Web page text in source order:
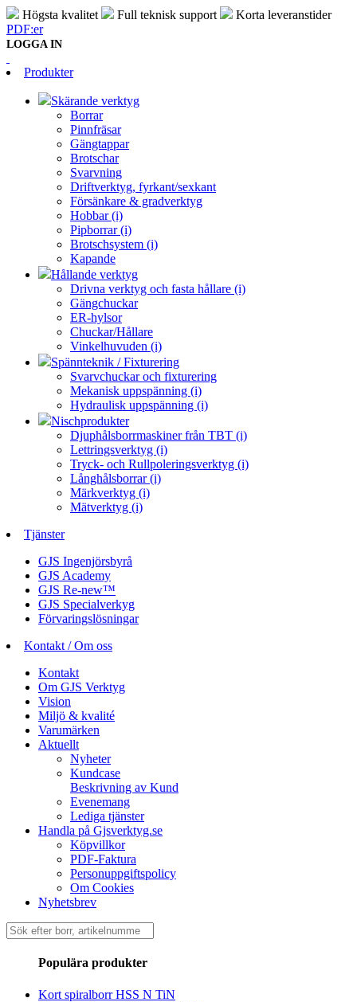
Högsta kvalitet Full teknisk support
Korta leveranstider
PDF:er
LOGGA IN
Produkter
Skärande verktyg
Borrar
Pinnfräsar
Gängtappar
Brotschar
Svarvning
Driftverktyg, fyrkant/sexkant
Försänkare & gradverktyg
Hobbar (i)
Pipborrar (i)
Brotschsystem (i)
Kapande
Hållande verktyg
Drivna verktyg och fasta hållare (i)
Gängchuckar
ER-hylsor
Chuckar/Hållare
Vinkelhuvuden (i)
Spännteknik / Fixturering
Svarvchuckar och fixturering
Mekanisk uppspänning (i)
Hydraulisk uppspänning (i)
Nischprodukter
Djuphålsborrmaskiner från TBT (i)
Lettringsverktyg (i)
Tryck- och Rullpoleringsverktyg (i)
Långhålsborrar (i)
Märkverktyg (i)
Mätverktyg (i)
Tjänster
GJS Ingenjörsbyrå
GJS Academy
GJS Re-new™
GJS Specialverkyg
Förvaringslösningar
Kontakt / Om oss
Kontakt
Om GJS Verktyg
Vision
Miljö & kvalité
Varumärken
Aktuellt
Nyheter
Kundcase
Beskrivning av Kund
Evenemang
Lediga tjänster
Handla på Gjsverktyg.se
Köpvillkor
PDF-Faktura
Personuppgiftspolicy
Om Cookies
Nyhetsbrev
Sök
efter:
Populära produkter
Kort spiralborr HSS N TiN